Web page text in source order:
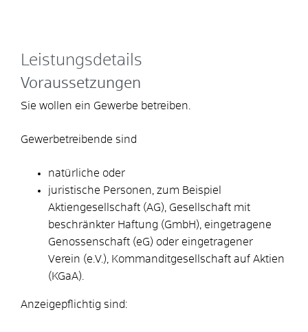
Leistungsdetails
Voraussetzungen
Sie wollen ein Gewerbe betreiben.
Gewerbetreibende sind
natürliche oder
juristische Personen, zum Beispiel
Aktiengesellschaft (AG), Gesellschaft mit
beschränkter Haftung (GmbH), eingetragene
Genossenschaft (eG) oder eingetragener
Verein (e.V.), Kommanditgesellschaft auf Aktien
(KGaA).
Anzeigepflichtig sind: